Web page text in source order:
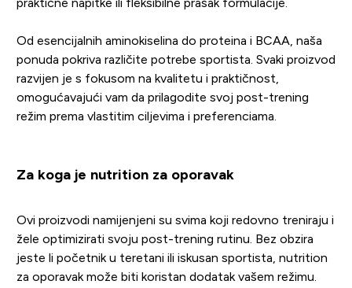
praktične napitke ili fleksibilne prašak formulacije.
Od esencijalnih aminokiselina do proteina i BCAA, naša
ponuda pokriva različite potrebe sportista. Svaki proizvod
razvijen je s fokusom na kvalitetu i praktičnost,
omogućavajući vam da prilagodite svoj post-trening
režim prema vlastitim ciljevima i preferenciama.
Za koga je nutrition za oporavak
Ovi proizvodi namijenjeni su svima koji redovno treniraju i
žele optimizirati svoju post-trening rutinu. Bez obzira
jeste li početnik u teretani ili iskusan sportista, nutrition
za oporavak može biti koristan dodatak vašem režimu.